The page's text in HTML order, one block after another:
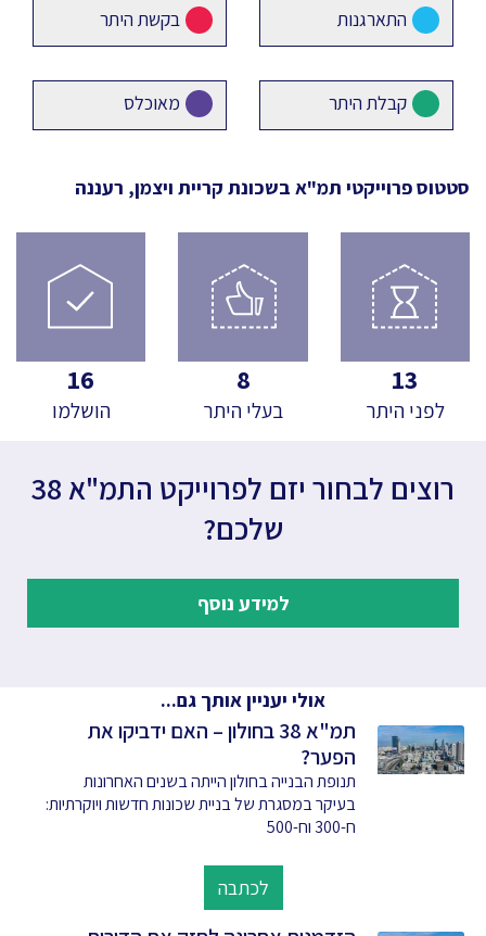
התארגנות בקשת היתר
קבלת היתר מאוכלס
סטטוס פרוייקטי תמ"א בשכונת קריית ויצמן, רעננה
13
לפני היתר
8
בעלי היתר
16
הושלמו
רוצים לבחור יזם לפרוייקט התמ"א 38
שלכם?
למידע נוסף
אולי יעניין אותך גם...
תמ"א 38 בחולון – האם ידביקו את
הפער?
תנופת הבנייה בחולון הייתה בשנים האחרונות
בעיקר במסגרת של בניית שכונות חדשות ויוקרתיות:
ח-300 וח-500
לכתבה